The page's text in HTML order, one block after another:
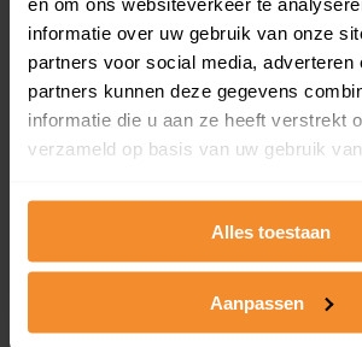
informatie over uw gebruik van onze
partners voor social media, adverteren
partners kunnen deze gegevens
informatie die u aan ze heeft verstrekt
verzameld op basis van uw gebruik
Alles toestaan
Aanpassen
Bekijk product
Direct leverbaar
Een uitgebreid overzicht van het
dit inclusief de luchtfoto!